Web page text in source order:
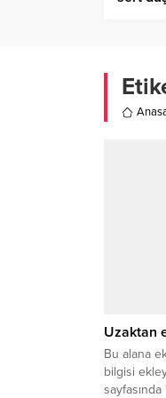
Uzaktan
Bu alana
bilgisi